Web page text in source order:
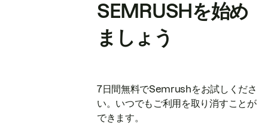
SEMRUSHを始め
ましょう
7日間無料でSemrushをお試しくださ
い。いつでもご利用を取り消すことが
できます。